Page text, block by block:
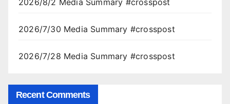
2026/7/30 Media Summary #crosspost
2026/7/28 Media Summary #crosspost
Recent Comments